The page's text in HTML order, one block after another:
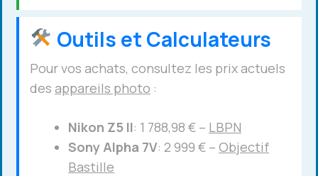
Outils et Calculateurs
Pour vos achats, consultez les prix actuels
des appareils photo :
Nikon Z5 II: 1 788,98 € – LBPN
Sony Alpha 7V: 2 999 € – Objectif
Bastille